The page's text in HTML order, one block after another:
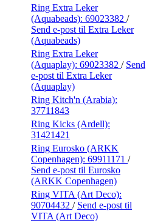
Ring Extra Leker
(Aquabeads): 69023382 /
Send e-post til Extra Leker
(Aquabeads)
Ring Extra Leker
(Aquaplay): 69023382 / Send
e-post til Extra Leker
(Aquaplay)
Ring Kitch'n (Arabia):
37711843
Ring Kicks (Ardell):
31421421
Ring Eurosko (ARKK
Copenhagen): 69911171 /
Send e-post til Eurosko
(ARKK Copenhagen)
Ring VITA (Art Deco):
90704432 / Send e-post til
VITA (Art Deco)